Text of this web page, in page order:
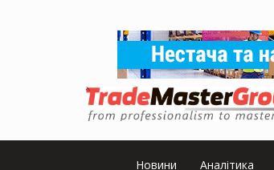
Новини Аналітика